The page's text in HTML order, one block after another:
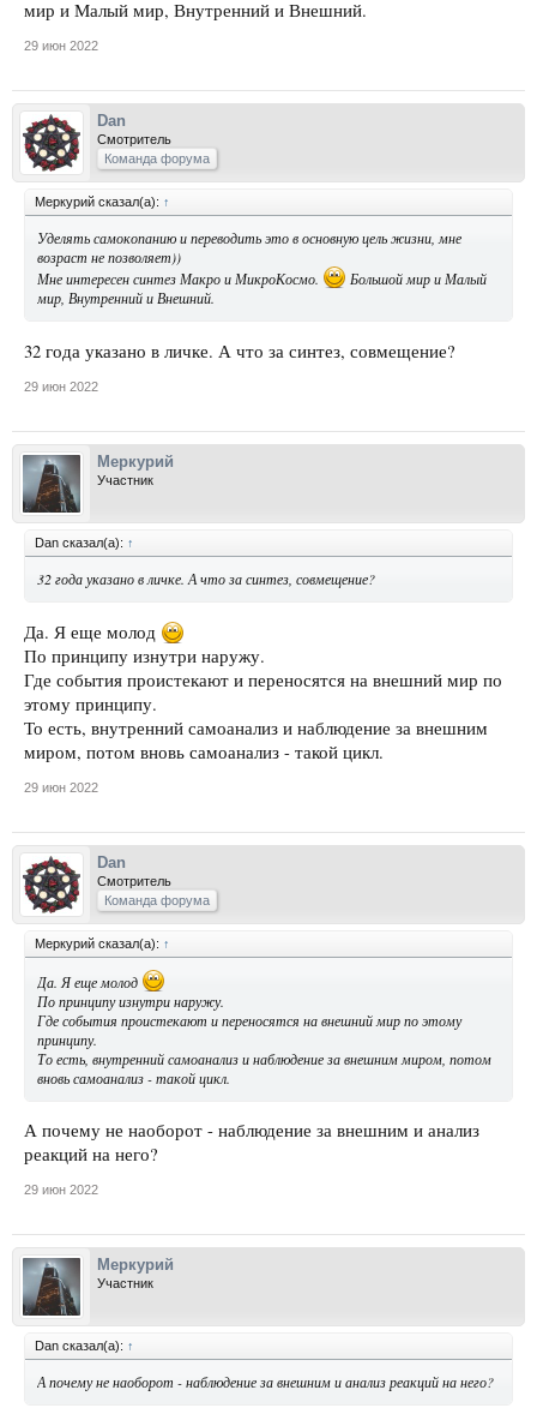
мир и Малый мир, Внутренний и Внешний.
29 июн 2022
Dan
Смотритель
Команда форума
Меркурий сказал(а): ↑
Уделять самокопанию и переводить это в основную цель жизни, мне
возраст не позволяет))
Мне интересен синтез Макро и МикроКосмо.
Большой мир и Малый
мир, Внутренний и Внешний.
32 года указано в личке. А что за синтез, совмещение?
29 июн 2022
Меркурий
Участник
Dan сказал(а): ↑
32 года указано в личке. А что за синтез, совмещение?
Да. Я еще молод
По принципу изнутри наружу.
Где события проистекают и переносятся на внешний мир по
этому принципу.
То есть, внутренний самоанализ и наблюдение за внешним
миром, потом вновь самоанализ - такой цикл.
29 июн 2022
Dan
Смотритель
Команда форума
Меркурий сказал(а): ↑
Да. Я еще молод
По принципу изнутри наружу.
Где события проистекают и переносятся на внешний мир по этому
принципу.
То есть, внутренний самоанализ и наблюдение за внешним миром, потом
вновь самоанализ - такой цикл.
А почему не наоборот - наблюдение за внешним и анализ
реакций на него?
29 июн 2022
Меркурий
Участник
Dan сказал(а): ↑
А почему не наоборот - наблюдение за внешним и анализ реакций на него?